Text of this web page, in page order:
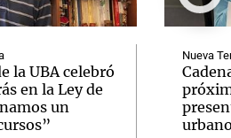
la UBA celebró
en la Ley de
un
Nueva